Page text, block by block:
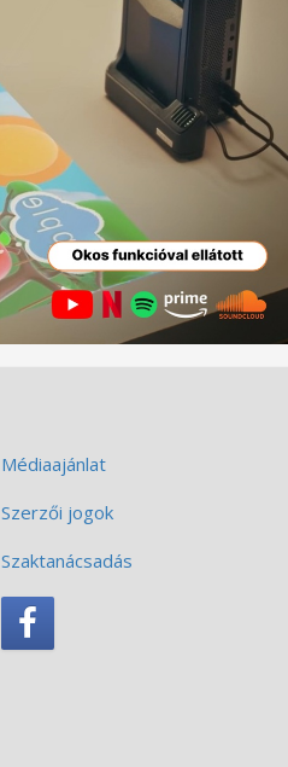
Médiaajánlat
Szerzői jogok
Szaktanácsadás